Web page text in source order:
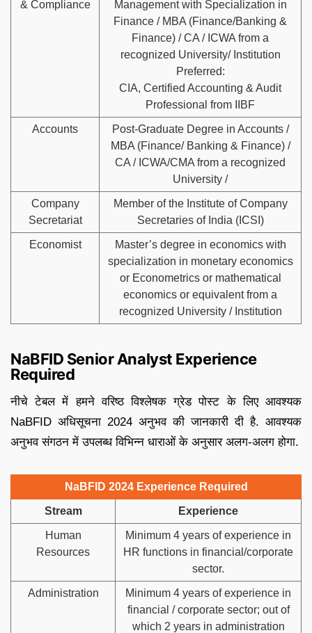
& Compliance
Management with Specialization in
Finance / MBA (Finance/Banking &
Finance) / CA / ICWA from a
recognized University/ Institution
Preferred:
CIA, Certified Accounting & Audit
Professional from IIBF
Accounts
Post-Graduate Degree in Accounts /
MBA (Finance/ Banking & Finance) /
CA / ICWA/CMA from a recognized
University /
Company
Secretariat
Member of the Institute of Company
Secretaries of India (ICSI)
Economist
Master’s degree in economics with
specialization in monetary economics
or Econometrics or mathematical
economics or equivalent from a
recognized University / Institution
NaBFID Senior Analyst Experience
Required
नीचे टेबल में हमने वरिष्ठ विश्लेषक ग्रेड पोस्ट के लिए आवश्यक
NaBFID अधिसूचना 2024 अनुभव की जानकारी दी है. आवश्यक
अनुभव संगठन में उपलब्ध विभिन्न धाराओं के अनुसार अलग-अलग होगा.
NaBFID 2024 Experience Required
Stream Experience
Human
Resources
Minimum 4 years of experience in
HR functions in financial/corporate
sector.
Administration
Minimum 4 years of experience in
financial / corporate sector; out of
which 2 years in administration